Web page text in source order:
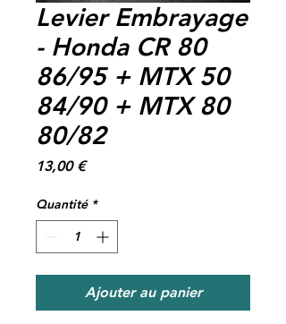
Levier Embrayage
- Honda CR 80
86/95 + MTX 50
84/90 + MTX 80
80/82
13,00 €Prix
Quantité *
Ajouter au panier